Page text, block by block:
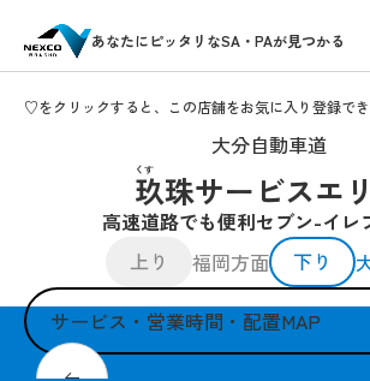
あなたにピッタリなSA・PAが見つかる
♡をクリックすると、この店舗をお気に入り登録で
大分自動車道
玖珠サービスエ
くす
高速道路でも便利セブン-イレ
上り
福岡方面 下り
サービス・営業時間・配置MAP
皆さまのお越しを24時間営業でお待ちして